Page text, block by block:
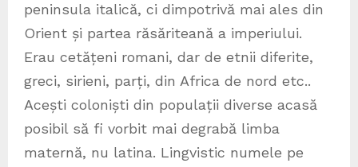
peninsula italică, ci dimpotrivă mai ales din
Orient și partea răsăriteană a imperiului.
Erau cetățeni romani, dar de etnii diferite,
greci, sirieni, parți, din Africa de nord etc..
Acești coloniști din populații diverse acasă
posibil să fi vorbit mai degrabă limba
maternă, nu latina. Lingvistic numele pe